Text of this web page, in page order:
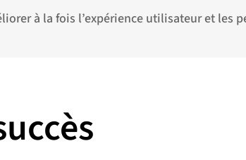
à la fois l’expérience utilisateur et les